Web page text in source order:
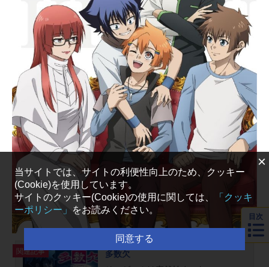
幹線変形ロボシンカリオンＺ放送形
態TVアニメシリーズ新幹線変形ロボ
シンカリオンスケジュール2021年4
月9日（金）～2022年3月18日（金）
テレビ東京系にて話数全41話キャス
ト新多シン：津田美波碓氷アブト：
鬼頭明里スマット：福山潤大曲ハナ
ビ：寺崎裕香戸隠タイジュ：鷄冠井
美智子新多アユ：高尾奏音明星アケ
ノ：井上麻里奈十河サイジョウ：後
藤光祐島ゴイチ：藤原貴弘吾孫子カ
スミ：千本木彩花大石ミサキ：森谷
里美細川アツタ：岡林史泰ワダツ
ミ：櫻井トオルヴァルトム：松風雅
也中洲ヤマカサ：島袋美由利安城シ
マカゼ：内田雄馬安城ナガラ：東山
奈央嵐山ギンガ：蒼井翔太カンナ
ギ：阿座上洋平セツラ：久保ユリカ
月野メーテル：ゆきのさつきスタ
ッ...
関連記事
多数欠
目次
×
当サイトでは、サイトの利便性向上のため、クッキー
(Cookie)を使用しています。
サイトのクッキー(Cookie)の使用に関しては、
「クッキ
ーポリシー」
をお読みください。
同意する